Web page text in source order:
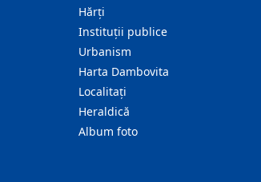
Hărţi
Instituţii publice
Urbanism
Harta Dambovita
Localitaţi
Heraldică
Album foto